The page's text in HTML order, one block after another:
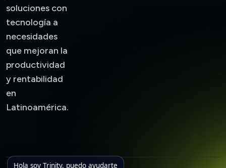
soluciones con
tecnología a
necesidades
que mejoran la
productividad
y rentabilidad
en
Latinoamérica.
Hola soy Trinity, puedo ayudarte